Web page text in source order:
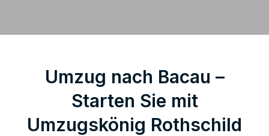
Umzug nach Bacau –
Starten Sie mit
Umzugskönig Rothschild